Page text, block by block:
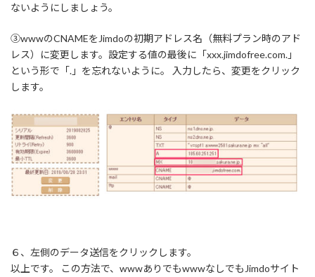
ないようにしましょう。
③wwwのCNAMEをJimdoの初期アドレス名（無料プラン時のアド
レス）に変更します。設定する値の最後に「xxx.jimdofree.com.」
という形で「.」を忘れないように。 入力したら、変更をクリック
します。
６、左側のデータ送信をクリックします。
以上です。 この方法で、wwwありでもwwwなしでもJimdoサイト